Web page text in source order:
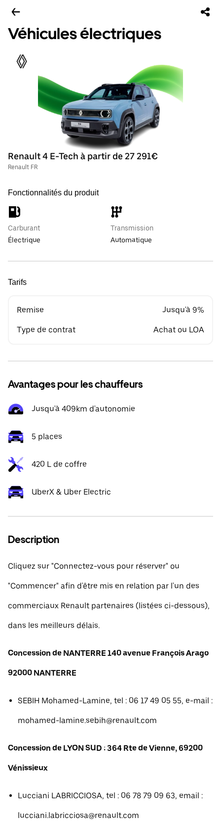
Véhicules électriques
Renault 4 E-Tech à partir de 27 291€
Renault FR
Fonctionnalités du produit
Carburant
Électrique
Transmission
Automatique
Tarifs
Remise Jusqu'à 9%
Type de contrat Achat ou LOA
Avantages pour les chauffeurs
Jusqu'à 409km d'autonomie
5 places
420 L de coffre
UberX & Uber Electric
Description
Cliquez sur "Connectez-vous pour réserver" ou
"Commencer" afin d'être mis en relation par l'un des
commerciaux Renault partenaires (listées ci-dessous),
dans les meilleurs délais.
Concession de NANTERRE 140 avenue François Arago
92000 NANTERRE
SEBIH Mohamed-Lamine, tel : 06 17 49 05 55, e-mail :
mohamed-lamine.sebih@renault.com
Concession de LYON SUD : 364 Rte de Vienne, 69200
Vénissieux
Lucciani LABRICCIOSA, tel : 06 78 79 09 63, email :
lucciani.labricciosa@renault.com